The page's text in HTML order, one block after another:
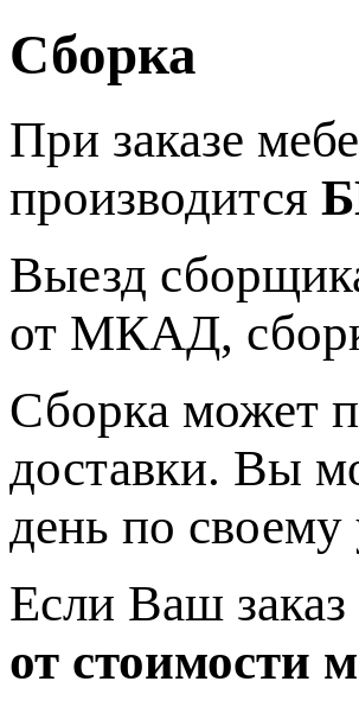
Сборка
При заказе
производится
Выезд
от МКАД,
Сборка может
доставки. Вы
день по
Если Ваш заказ
от стоимости